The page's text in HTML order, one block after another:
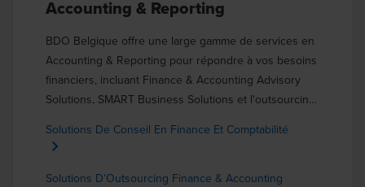
Accounting & Reporting
BDO Belgique offre une large gamme de services en
Accounting & Reporting pour répondre à vos besoins
financiers, incluant Finance & Accounting Advisory
Solutions, SMART Business Solutions et l'outsourcing
Solutions De Conseil En Finance Et Comptabilité
Solutions D’Outsourcing Finance & Accounting